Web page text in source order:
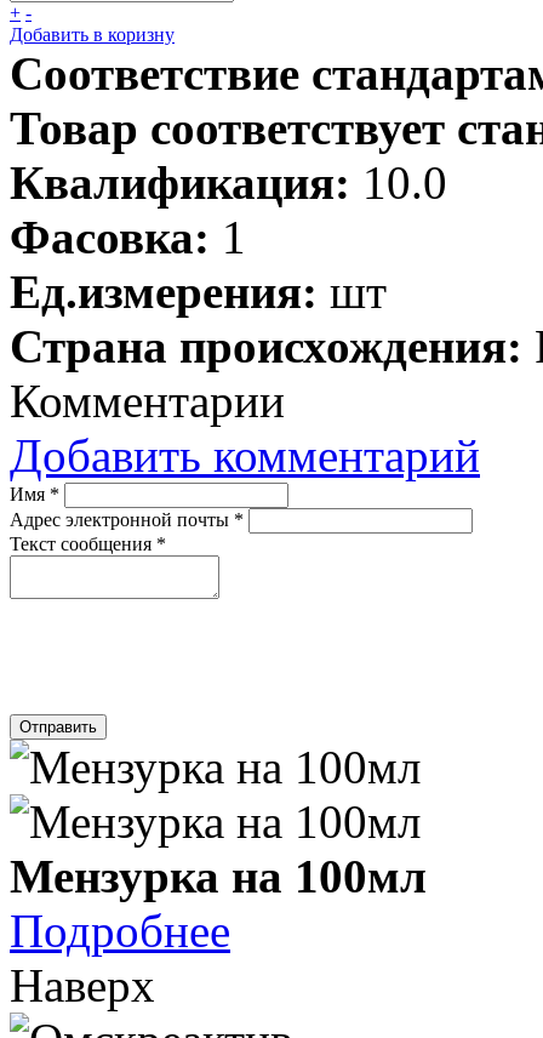
+ -
Добавить в коризну
Соответствие
Товар соответствует
Квалификация: 10.0
Фасовка: 1
Ед.измерения: шт
Страна происхождения:
Комментарии
Добавить комментарий
Имя *
Адрес электронной почты *
Текст сообщения *
Отправить
Мензурка на 100мл
Подробнее
Наверх